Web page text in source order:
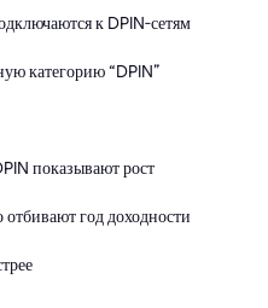
к DPIN-сетям
категорию “DPIN”
показывают рост
год доходности